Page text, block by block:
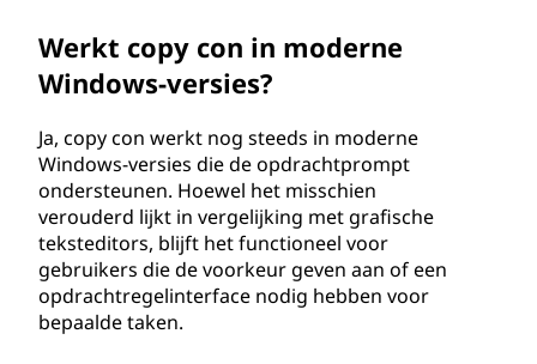
Werkt copy con in moderne
Windows-versies?
Ja, copy con werkt nog steeds in moderne
Windows-versies die de opdrachtprompt
ondersteunen. Hoewel het misschien
verouderd lijkt in vergelijking met grafische
teksteditors, blijft het functioneel voor
gebruikers die de voorkeur geven aan of een
opdrachtregelinterface nodig hebben voor
bepaalde taken.